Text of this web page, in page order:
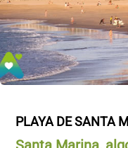
PLAYA DE SANTA